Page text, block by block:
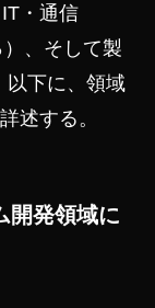
・通信
）、そして製
以下に、領域
述する。
開発領域に